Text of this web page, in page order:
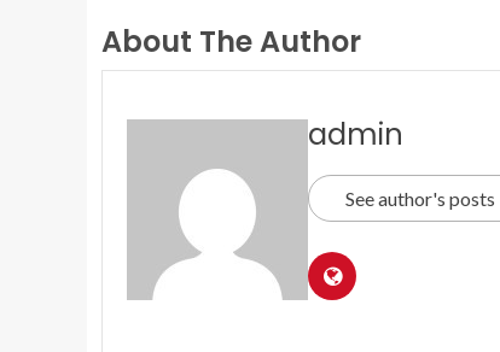
About The Author
admin
See author's posts